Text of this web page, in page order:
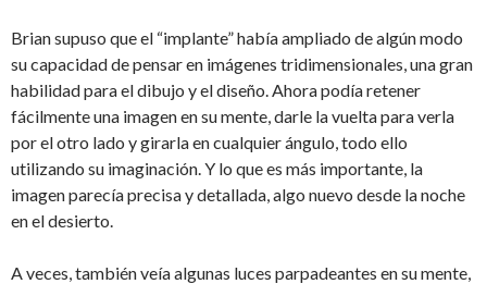
Brian supuso que el “implante” había ampliado de algún modo
su capacidad de pensar en imágenes tridimensionales, una gran
habilidad para el dibujo y el diseño. Ahora podía retener
fácilmente una imagen en su mente, darle la vuelta para verla
por el otro lado y girarla en cualquier ángulo, todo ello
utilizando su imaginación. Y lo que es más importante, la
imagen parecía precisa y detallada, algo nuevo desde la noche
en el desierto.
A veces, también veía algunas luces parpadeantes en su mente,